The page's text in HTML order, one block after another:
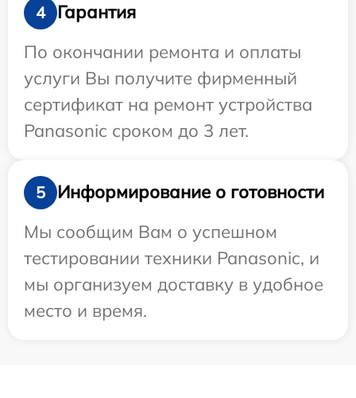
4
Гарантия
По окончании ремонта и оплаты
услуги Вы получите фирменный
сертификат на ремонт устройства
Panasonic сроком до 3 лет.
5
Информирование о готовности
Мы сообщим Вам о успешном
тестировании техники Panasonic, и
мы организуем доставку в удобное
место и время.